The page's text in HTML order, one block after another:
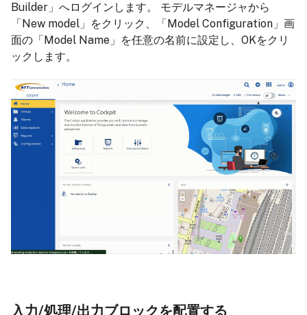
Builder」へログインします。 モデルマネージャから
「New model」をクリック、「Model Configuration」画
面の「Model Name」を任意の名前に設定し、OKをクリ
ックします。
入力/処理/出力ブロックを配置する